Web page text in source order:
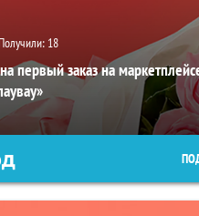
18
первый заказ на